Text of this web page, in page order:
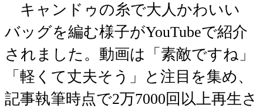
キャンドゥの糸で大人かわいい
バッグを編む様子がYouTubeで紹介
されました。動画は「素敵ですね」
「軽くて丈夫そう」と注目を集め、
記事執筆時点で2万7000回以上再生さ